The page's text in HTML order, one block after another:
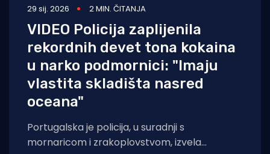
29 sij. 2026 2 MIN. ČITANJA
VIDEO Policija zaplijenila
rekordnih devet tona kokaina
u narko podmornici: "Imaju
vlastita skladišta nasred
oceana"
Portugalska je policija, u suradnji s
mornaricom i zrakoplovstvom, izvela